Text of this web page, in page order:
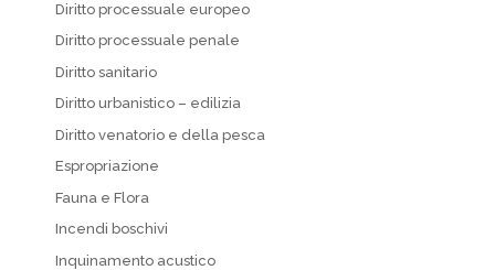
Diritto processuale europeo
Diritto processuale penale
Diritto sanitario
Diritto urbanistico – edilizia
Diritto venatorio e della pesca
Espropriazione
Fauna e Flora
Incendi boschivi
Inquinamento acustico